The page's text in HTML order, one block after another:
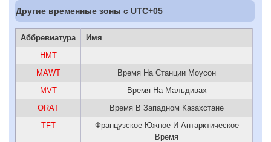
Другие временные зоны c UTC+05
Аббревиатура
Имя
HMT
MAWT
Время На Станции Моусон
MVT
Время На Мальдивах
ORAT
Время В Западном Казахстане
TFT
Французское Южное И Антарктическое
Время